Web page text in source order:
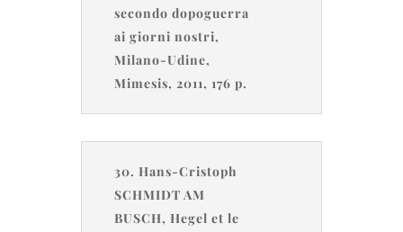
secondo dopoguerra
ai giorni nostri,
Milano-Udine,
Mimesis, 2011, 176 p.
30. Hans-Cristoph
SCHMIDT AM
BUSCH, Hegel et le